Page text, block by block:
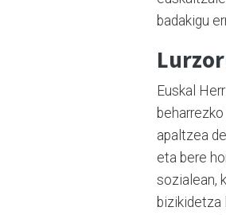
badakigu
Euskal
apaltzea
eta bere
sozialean,
bizikidetza